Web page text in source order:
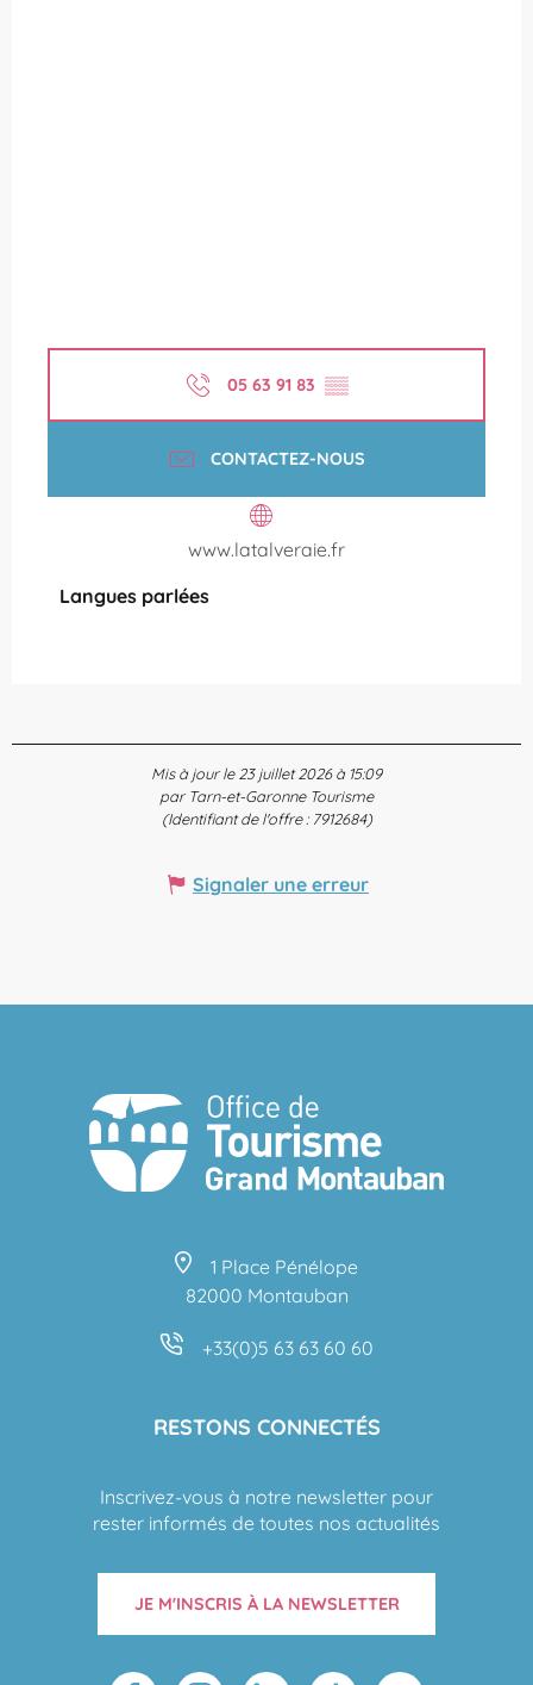
05 63 91 83 ▒▒
CONTACTEZ-NOUS
www.latalveraie.fr
Langues parlées
Langues parlées
Mis à jour le 23 juillet 2026 à 15:09
par Tarn-et-Garonne Tourisme
(Identifiant de l'offre : 7912684)
Signaler une erreur
1 Place Pénélope
82000 Montauban
+33(0)5 63 63 60 60
RESTONS CONNECTÉS
Inscrivez-vous à notre newsletter pour
rester informés de toutes nos actualités
JE M'INSCRIS À LA NEWSLETTER